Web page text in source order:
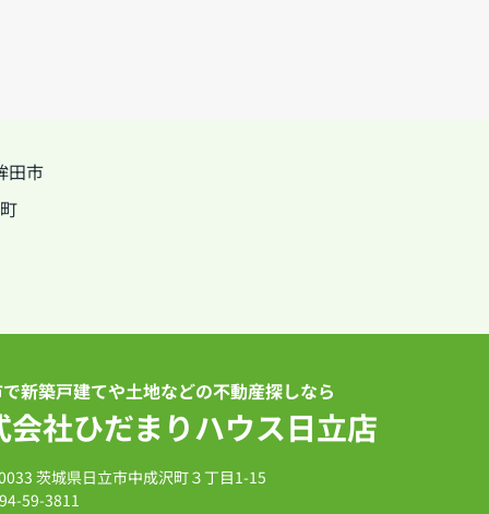
田市
新築戸建てや土地などの不動産探しなら
会社ひだまりハウス日立店
茨城県日立市中成沢町３丁目1-15
59-3811